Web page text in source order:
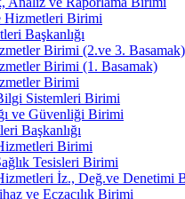
Hizmetleri Birimi
Başkanlığı
Birimi (2.ve 3. Basamak)
Birimi (1. Basamak)
Birimi
Sistemleri Birimi
ve Güvenliği Birimi
Başkanlığı
Birimi
Tesisleri Birimi
İz., Değ.ve Denetimi
ve Eczacılık Birimi